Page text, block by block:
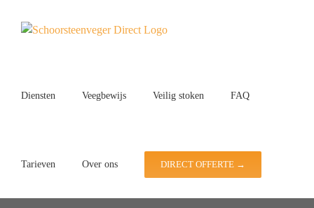
Diensten Veegbewijs Veilig stoken FAQ
Tarieven Over ons DIRECT OFFERTE →